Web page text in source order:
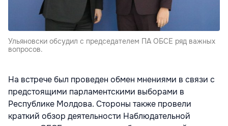
Ульяновски обсудил с председателем ПА ОБСЕ ряд важных
вопросов.
На встрече был проведен обмен мнениями в связи с
предстоящими парламентскими выборами в
Республике Молдова. Стороны также провели
краткий обзор деятельности Наблюдательной